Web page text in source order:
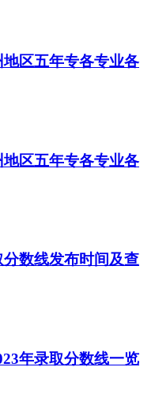
区五年专各专业各
区五年专各专业各
数线发布时间及查
年录取分数线一览